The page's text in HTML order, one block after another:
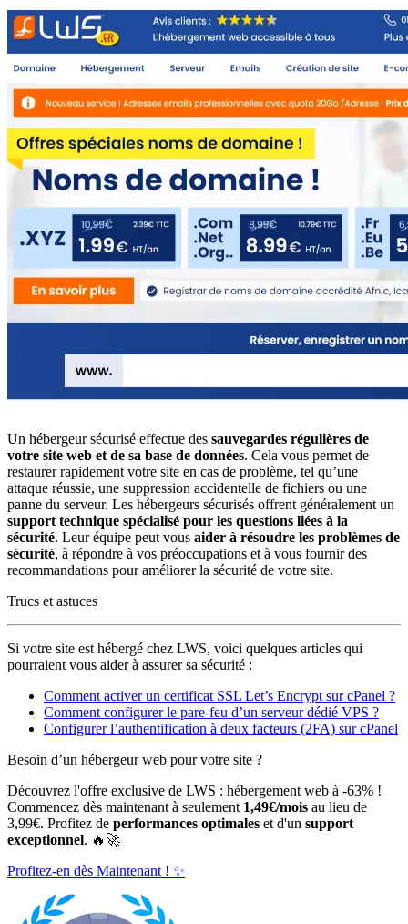
Un hébergeur sécurisé effectue des sauvegardes régulières de
votre site web et de sa base de données. Cela vous permet de
restaurer rapidement votre site en cas de problème, tel qu’une
attaque réussie, une suppression accidentelle de fichiers ou une
panne du serveur. Les hébergeurs sécurisés offrent généralement un
support technique spécialisé pour les questions liées à la
sécurité. Leur équipe peut vous aider à résoudre les problèmes de
sécurité, à répondre à vos préoccupations et à vous fournir des
recommandations pour améliorer la sécurité de votre site.
Trucs et astuces
Si votre site est hébergé chez LWS, voici quelques articles qui
pourraient vous aider à assurer sa sécurité :
Comment activer un certificat SSL Let’s Encrypt sur cPanel ?
Comment configurer le pare-feu d’un serveur dédié VPS ?
Configurer l’authentification à deux facteurs (2FA) sur cPanel
Besoin d’un hébergeur web pour votre site ?
Découvrez l'offre exclusive de LWS : hébergement web à -63% !
Commencez dès maintenant à seulement 1,49€/mois au lieu de
3,99€. Profitez de performances optimales et d'un support
exceptionnel. 🔥🚀
Profitez-en dès Maintenant ! ✨